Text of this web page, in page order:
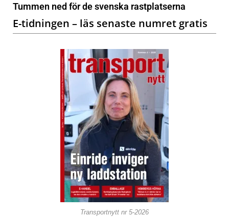
Tummen ned för de svenska rastplatserna
E-tidningen – läs senaste numret gratis
Transportnytt nr 5-2026